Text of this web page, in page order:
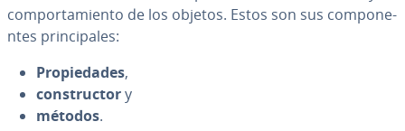
co­m­po­r­ta­mie­n­to de los objetos. Estos son sus co­m­po­ne­
n­tes pri­n­ci­pa­les:
Pro­pie­da­des,
co­n­s­tru­c­tory
métodos.